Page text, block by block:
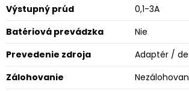
Výstupný prúd
0,1-3A
Batériová prevádzka
Nie
Prevedenie zdroja
Adaptér /
Zálohovanie